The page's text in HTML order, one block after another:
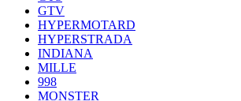
GTV
HYPERMOTARD
HYPERSTRADA
INDIANA
MILLE
998
MONSTER